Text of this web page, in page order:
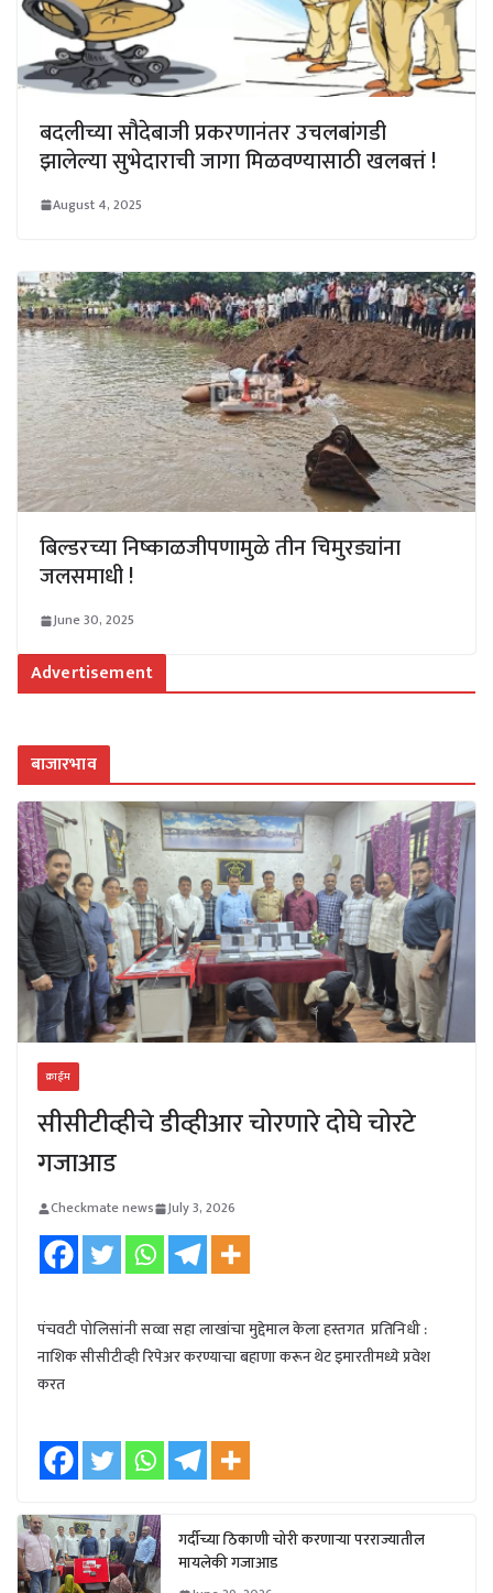
बदलीच्या सौदेबाजी प्रकरणानंतर उचलबांगडी
झालेल्या सुभेदाराची जागा मिळवण्यासाठी खलबत्तं !
August 4, 2025
बिल्डरच्या निष्काळजीपणामुळे तीन चिमुरड्यांना
जलसमाधी !
June 30, 2025
Advertisement
बाजारभाव
क्राईम
सीसीटीव्हीचे डीव्हीआर चोरणारे दोघे चोरटे
गजाआड
Checkmate news July 3, 2026
पंचवटी पोलिसांनी सव्वा सहा लाखांचा मुद्देमाल केला हस्तगत प्रतिनिधी :
नाशिक सीसीटीव्ही रिपेअर करण्याचा बहाणा करून थेट इमारतीमध्ये प्रवेश
करत
गर्दीच्या ठिकाणी चोरी करणाऱ्या परराज्यातील
मायलेकी गजाआड